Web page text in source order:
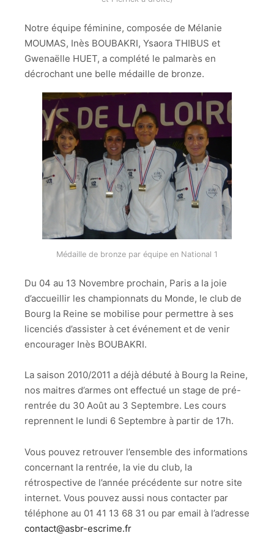
Notre équipe féminine, composée de Mélanie
MOUMAS, Inès BOUBAKRI, Ysaora THIBUS et
Gwenaëlle HUET, a complété le palmarès en
décrochant une belle médaille de bronze.
Médaille de bronze par équipe en National 1
Du 04 au 13 Novembre prochain, Paris a la joie
d’accueillir les championnats du Monde, le club de
Bourg la Reine se mobilise pour permettre à ses
licenciés d’assister à cet événement et de venir
encourager Inès BOUBAKRI.
La saison 2010/2011 a déjà débuté à Bourg la Reine,
nos maitres d’armes ont effectué un stage de pré-
rentrée du 30 Août au 3 Septembre. Les cours
reprennent le lundi 6 Septembre à partir de 17h.
Vous pouvez retrouver l’ensemble des informations
concernant la rentrée, la vie du club, la
rétrospective de l’année précédente sur notre site
internet. Vous pouvez aussi nous contacter par
téléphone au 01 41 13 68 31 ou par email à l’adresse
contact@asbr-escrime.fr